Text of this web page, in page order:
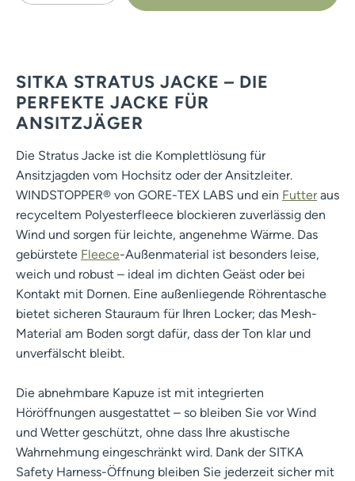
SITKA STRATUS JACKE – DIE
PERFEKTE JACKE FÜR
ANSITZJÄGER
Die Stratus Jacke ist die Komplettlösung für
Ansitzjagden vom Hochsitz oder der Ansitzleiter.
WINDSTOPPER® von GORE-TEX LABS und ein Futteraus
recyceltem Polyesterfleece blockieren zuverlässig den
Wind und sorgen für leichte, angenehme Wärme. Das
gebürstete Fleece-Außenmaterial ist besonders leise,
weich und robust – ideal im dichten Geäst oder bei
Kontakt mit Dornen. Eine außenliegende Röhrentasche
bietet sicheren Stauraum für Ihren Locker; das Mesh-
Material am Boden sorgt dafür, dass der Ton klar und
unverfälscht bleibt.
Die abnehmbare Kapuze ist mit integrierten
Höröffnungen ausgestattet – so bleiben Sie vor Wind
und Wetter geschützt, ohne dass Ihre akustische
Wahrnehmung eingeschränkt wird. Dank der SITKA
Safety Harness-Öffnung bleiben Sie jederzeit sicher mit